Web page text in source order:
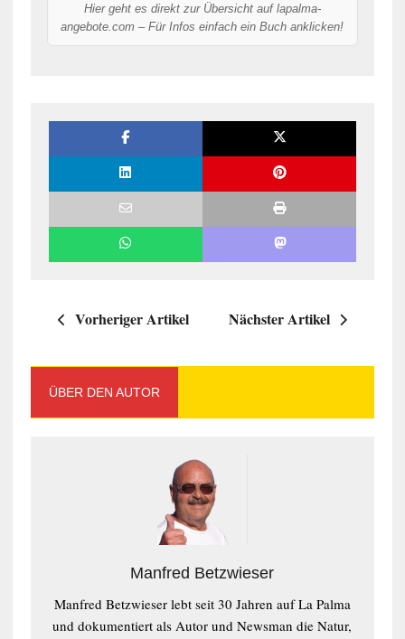
Hier geht es direkt zur Übersicht auf lapalma-
angebote.com – Für Infos einfach ein Buch anklicken!
Vorheriger Artikel Nächster Artikel
ÜBER DEN AUTOR
Manfred Betzwieser
Manfred Betzwieser lebt seit 30 Jahren auf La Palma
und dokumentiert als Autor und Newsman die Natur,